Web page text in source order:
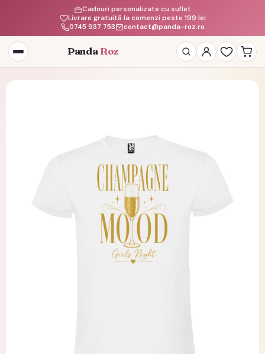
Livrare gratuită la comenzi peste 199 lei
Cadouri personalizate cu suflet
0745 937 753
contact@panda-roz.ro
Deschide
meniul
Panda Roz